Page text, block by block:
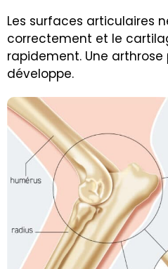
Les surfaces articulaires
correctement et le
rapidement. Une arthrose
développe.